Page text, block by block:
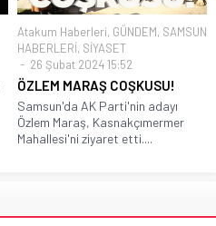
Atakum Haberleri, GÜNDEM, SAMSUN
HABERLERİ, SİYASET
26 Şubat 2024 15:52
ÖZLEM MARAŞ COŞKUSU!
Samsun'da AK Parti'nin adayı
Özlem Maraş, Kasnakçımermer
Mahallesi'ni ziyaret etti....